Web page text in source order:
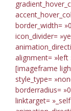
border_width=
icon_divider=
alignment= »left
[imageframe
style_type=
borderradius=
linktarget=